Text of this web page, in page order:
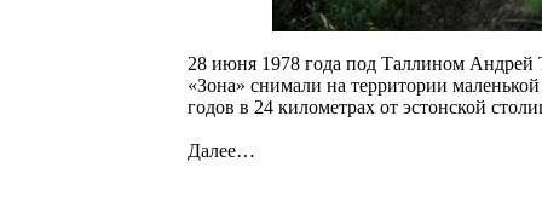
28 июня 1978 года под Таллином Андрей
«Зона» снимали на территории
годов в 24 километрах от эстонской
Далее…